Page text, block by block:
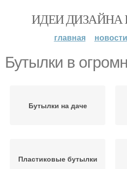
ИДЕИ ДИЗАЙНА
главная новости
Бутылки в
Бутылки на даче
Пластиковые бутылки